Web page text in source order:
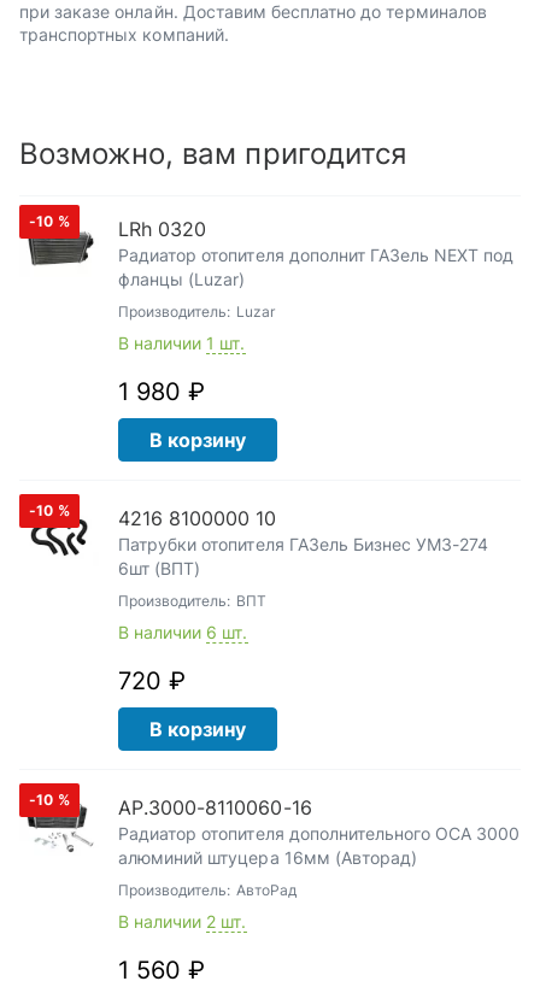
при заказе онлайн. Доставим бесплатно до терминалов
транспортных компаний.
Возможно, вам пригодится
-10 % LRh 0320
Радиатор отопителя дополнит ГАЗель NEXT под
фланцы (Luzar)
Производитель: Luzar
В наличии 1 шт.
1 980 ₽
В корзину
-10 % 4216 8100000 10
Патрубки отопителя ГАЗель Бизнес УМЗ-274
6шт (ВПТ)
Производитель: ВПТ
В наличии 6 шт.
720 ₽
В корзину
-10 % АР.3000-8110060-16
Радиатор отопителя дополнительного ОСА 3000
алюминий штуцера 16мм (Авторад)
Производитель: АвтоРад
В наличии 2 шт.
1 560 ₽